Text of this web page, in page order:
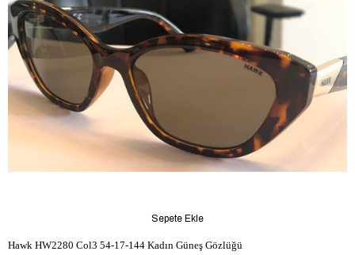
Hawk HW2280 Col3 54-17-144 Kadın Güneş Gözlüğü
Sepete Ekle